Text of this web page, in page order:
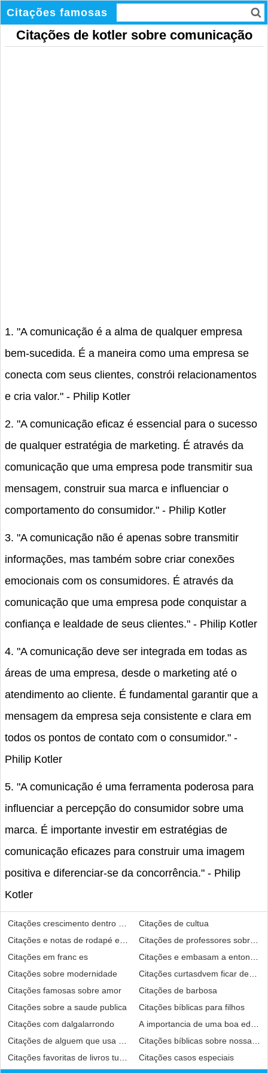
Citações famosas
Citações de kotler sobre comunicação
1. "A comunicação é a alma de qualquer empresa
bem-sucedida. É a maneira como uma empresa se
conecta com seus clientes, constrói relacionamentos
e cria valor." - Philip Kotler
2. "A comunicação eficaz é essencial para o sucesso
de qualquer estratégia de marketing. É através da
comunicação que uma empresa pode transmitir sua
mensagem, construir sua marca e influenciar o
comportamento do consumidor." - Philip Kotler
3. "A comunicação não é apenas sobre transmitir
informações, mas também sobre criar conexões
emocionais com os consumidores. É através da
comunicação que uma empresa pode conquistar a
confiança e lealdade de seus clientes." - Philip Kotler
4. "A comunicação deve ser integrada em todas as
áreas de uma empresa, desde o marketing até o
atendimento ao cliente. É fundamental garantir que a
mensagem da empresa seja consistente e clara em
todos os pontos de contato com o consumidor." -
Philip Kotler
5. "A comunicação é uma ferramenta poderosa para
influenciar a percepção do consumidor sobre uma
marca. É importante investir em estratégias de
comunicação eficazes para construir uma imagem
positiva e diferenciar-se da concorrência." - Philip
Kotler
Citações crescimento dentro de uma empresa
Citações e notas de rodapé em excesso
Citações em franc es
Citações sobre modernidade
Citações famosas sobre amor
Citações sobre a saude publica
Citações com dalgalarrondo
Citações de alguem que usa de outra citação
Citações favoritas de livros tumblr
Citações de cultua
Citações de professores sobre
Citações e embasam a
Citações curtasdvem ficar dentro
Citações de barbosa
Citações bíblicas para filhos
A importancia de uma boa
Citações bíblicas sobre nossa
Citações casos especiais